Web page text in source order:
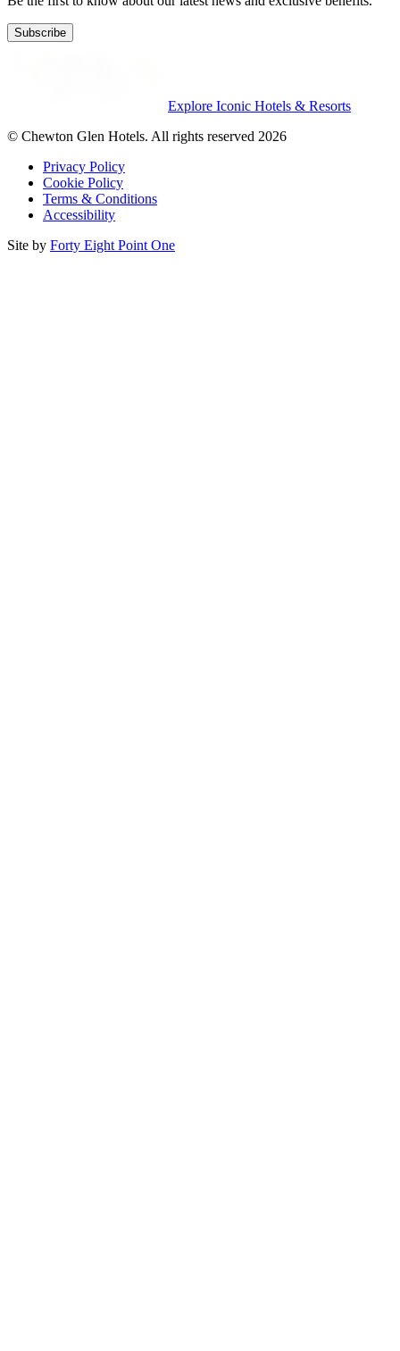
Subscribe
Explore Iconic Hotels & Resorts
© Chewton Glen Hotels. All rights reserved 2026
Privacy Policy
Cookie Policy
Terms & Conditions
Accessibility
Site by Forty Eight Point One